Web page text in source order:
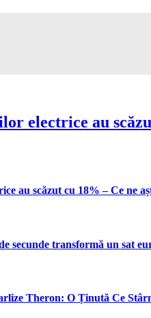
electrice au
au scăzut cu 18% – Ce ne
secunde transformă un sat
Theron: O Ținută Ce